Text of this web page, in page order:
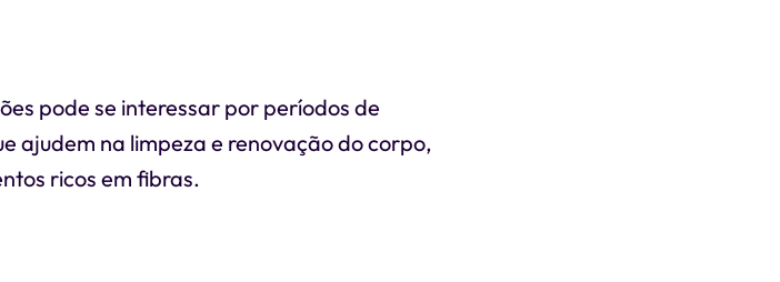
pode se interessar por períodos de
ajudem na limpeza e renovação do corpo,
ricos em fibras.